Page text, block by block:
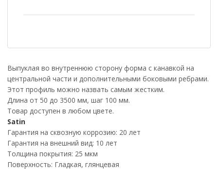
Выпуклая во внутреннюю сторону форма с канавкой на
центральной части и дополнительными боковыми ребрами.
Этот профиль можно назвать самым жестким.
Длина от 50 до 3500 мм, шаг 100 мм.
Товар доступен в любом цвете.
Satin
Гарантия на сквозную коррозию: 20 лет
Гарантия на внешний вид: 10 лет
Толщина покрытия: 25 мкм
Поверхность: Гладкая, глянцевая